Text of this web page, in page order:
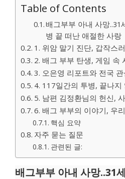
Table of Contents
배그부부 아내 사망..31
병 끝 떠난 애절한 사랑
1. 위암 말기 진단, 갑작스
2. 배그 부부 탄생, 게임 속
3. 오은영 리포트와 전국 관
4. 117일간의 투병, 끝나지
5. 남편 김정환님의 헌신,
6. 배그 부부의 이야기, 우
핵심 요약
자주 묻는 질문
관련된 글:
배그부부 아내 사망..31